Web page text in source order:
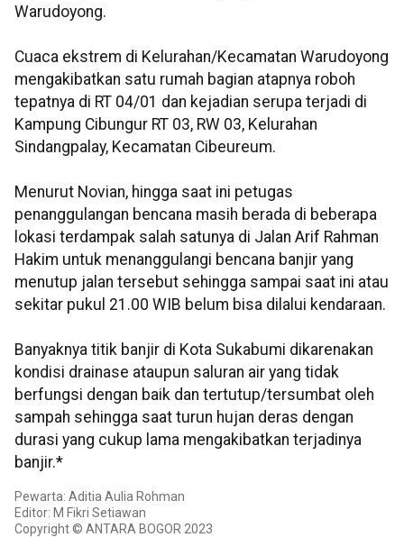
Warudoyong.
Cuaca ekstrem di Kelurahan/Kecamatan Warudoyong
mengakibatkan satu rumah bagian atapnya roboh
tepatnya di RT 04/01 dan kejadian serupa terjadi di
Kampung Cibungur RT 03, RW 03, Kelurahan
Sindangpalay, Kecamatan Cibeureum.
Menurut Novian, hingga saat ini petugas
penanggulangan bencana masih berada di beberapa
lokasi terdampak salah satunya di Jalan Arif Rahman
Hakim untuk menanggulangi bencana banjir yang
menutup jalan tersebut sehingga sampai saat ini atau
sekitar pukul 21.00 WIB belum bisa dilalui kendaraan.
Banyaknya titik banjir di Kota Sukabumi dikarenakan
kondisi drainase ataupun saluran air yang tidak
berfungsi dengan baik dan tertutup/tersumbat oleh
sampah sehingga saat turun hujan deras dengan
durasi yang cukup lama mengakibatkan terjadinya
banjir.*
Pewarta: Aditia Aulia Rohman
Editor: M Fikri Setiawan
Copyright © ANTARA BOGOR 2023